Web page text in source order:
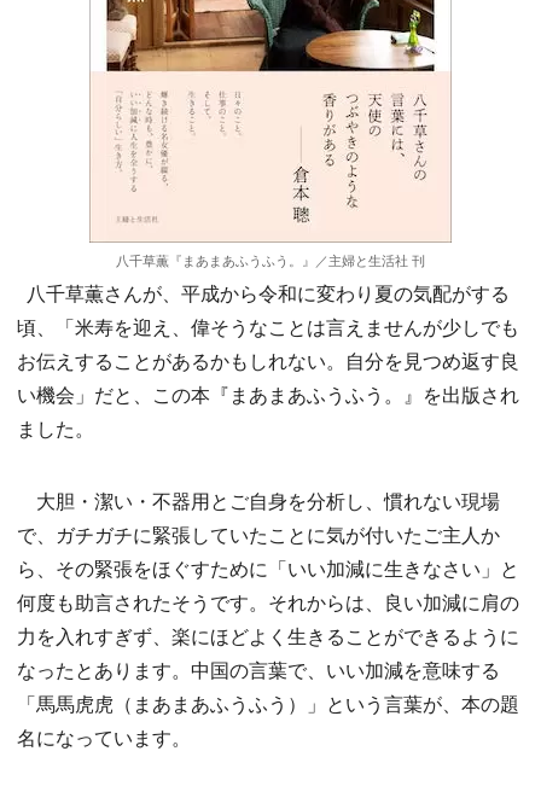
八千草薫『まあまあふうふう。』／主婦と生活社 刊
八千草薫さんが、平成から令和に変わり夏の気配がする
頃、「米寿を迎え、偉そうなことは言えませんが少しでも
お伝えすることがあるかもしれない。自分を見つめ返す良
い機会」だと、この本『まあまあふうふう。』を出版され
ました。
大胆・潔い・不器用とご自身を分析し、慣れない現場
で、ガチガチに緊張していたことに気が付いたご主人か
ら、その緊張をほぐすために「いい加減に生きなさい」と
何度も助言されたそうです。それからは、良い加減に肩の
力を入れすぎず、楽にほどよく生きることができるように
なったとあります。中国の言葉で、いい加減を意味する
「馬馬虎虎（まあまあふうふう）」という言葉が、本の題
名になっています。